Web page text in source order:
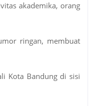
akademika, orang
ringan, membuat
Kota Bandung di sisi